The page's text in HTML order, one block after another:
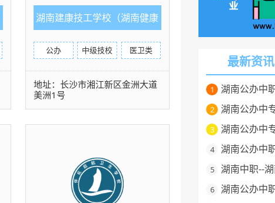
湖南建康技工学校（湖南健康
学校）
公办 中级技校 医卫类
地址：长沙市湘江新区金洲大道
美洲1号
最新资讯
1
2
3
4
5
6